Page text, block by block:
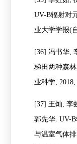
UV-B辐射对
业大学学报(
[36] 冯书华,
梯田两种森
业科学, 2018,
[37] 王灿 李
郭先华. UV-B
与温室气体